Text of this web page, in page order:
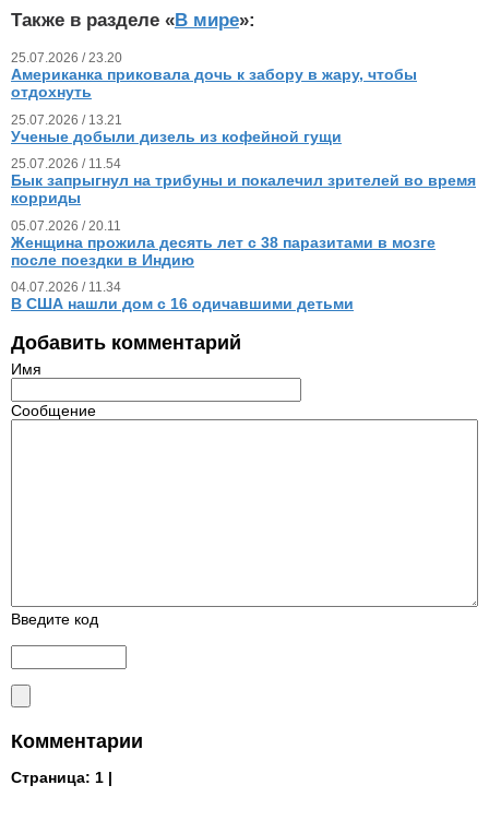
Также в разделе «В мире»:
25.07.2026 / 23.20
Американка приковала дочь к забору в жару, чтобы
отдохнуть
25.07.2026 / 13.21
Ученые добыли дизель из кофейной гущи
25.07.2026 / 11.54
Бык запрыгнул на трибуны и покалечил зрителей во время
корриды
05.07.2026 / 20.11
Женщина прожила десять лет с 38 паразитами в мозге
после поездки в Индию
04.07.2026 / 11.34
В США нашли дом с 16 одичавшими детьми
Добавить комментарий
Имя
Сообщение
Введите код
Комментарии
Страница: 1 |